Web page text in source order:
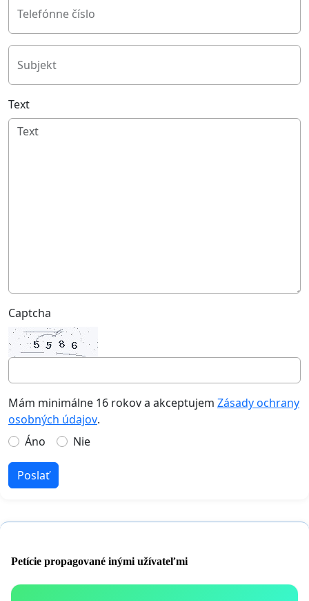
Telefónne číslo
Subjekt
Text
Captcha
Mám minimálne 16 rokov a akceptujem Zásady ochrany
osobných údajov.
Áno
Nie
Poslať
Petície propagované inými užívateľmi